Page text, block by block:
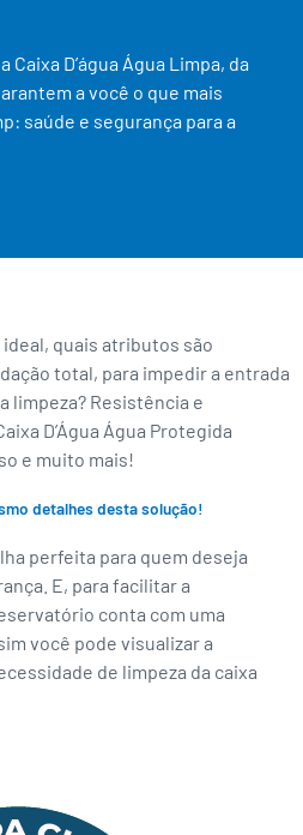
Caixa D’água Água Limpa, da
a você o que mais
saúde e segurança para a
ideal, quais atributos são
total, para impedir a entrada
limpeza? Resistência e
D’Água Água Protegida
e muito mais!
detalhes desta solução!
perfeita para quem deseja
E, para facilitar a
conta com uma
você pode visualizar a
de limpeza da caixa